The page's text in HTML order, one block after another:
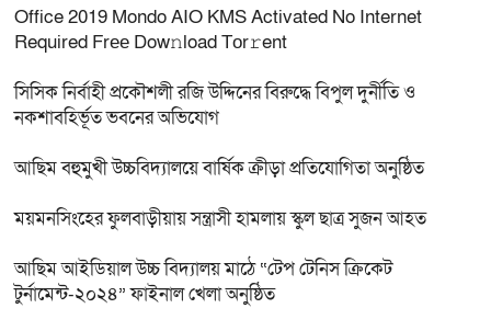
Office 2019 Mondo AIO KMS Activated No Internet
Required Frее Dow𝚗load Tоr𝚛ent
সিসিক নির্বাহী প্রকৌশলী রজি উদ্দিনের বিরুদ্ধে বিপুল দুর্নীতি ও
নকশাবহির্ভূত ভবনের অভিযোগ
আছিম বহুমুখী উচ্চবিদ্যালয়ে বার্ষিক ক্রীড়া প্রতিযোগিতা অনুষ্ঠিত
ময়মনসিংহের ফুলবাড়ীয়ায় সন্ত্রাসী হামলায় স্কুল ছাত্র সুজন আহত
আছিম আইডিয়াল উচ্চ বিদ্যালয় মাঠে “টেপ টেনিস ক্রিকেট
টুর্নামেন্ট-২০২৪” ফাইনাল খেলা অনুষ্ঠিত